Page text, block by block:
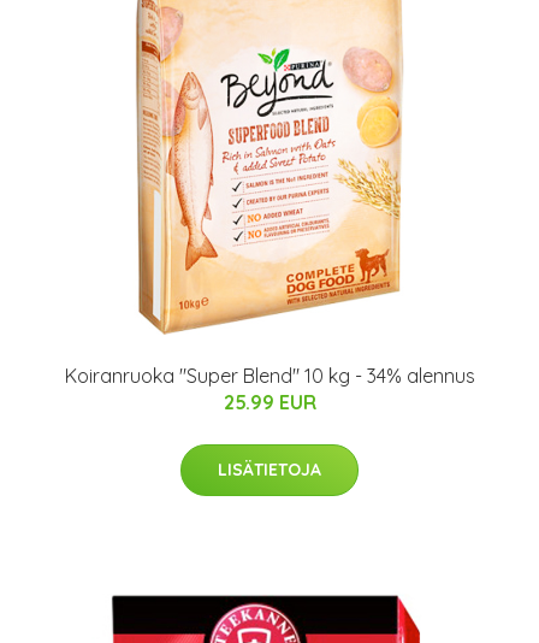
Koiranruoka "Super Blend" 10 kg - 34% alennus
25.99 EUR
LISÄTIETOJA